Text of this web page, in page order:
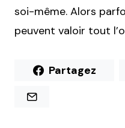
soi-même. Alors
peuvent valoir tout
Partagez